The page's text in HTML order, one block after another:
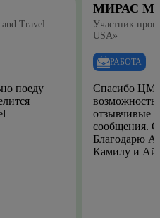
Travel
поеду
МИРАС
Участник
USA»
РАБОТА
Спасибо ЦМО
отзывчивые
сообщения.
Благодарю
Камилу и